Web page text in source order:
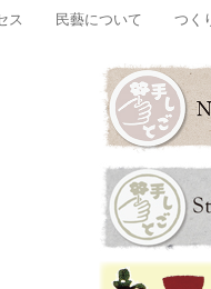
ス 民藝について つく